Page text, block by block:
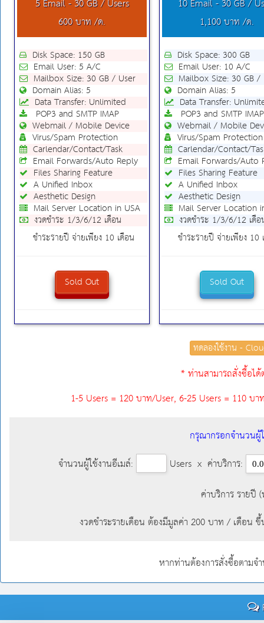
5 Email - 30 GB / Users
600 บาท /ด.
Disk Space: 150 GB
Email User: 5 A/C
Mailbox Size: 30 GB / User
Domain Alias: 5
Data Transfer: Unlimited
POP3 and SMTP IMAP
Webmail / Mobile Device
Virus/Spam Protection
Carlendar/Contact/Task
Email Forwards/Auto Reply
Files Sharing Feature
A Unified Inbox
Aesthetic Design
Mail Server Location in USA
งวดชำระ 1/3/6/12 เดือน
ชำระรายปี จ่ายเพียง 10 เดือน
Sold Out
10 Email - 30 GB /
1,100 บาท /ด.
Disk Space: 300 GB
Email User: 10 A/C
Mailbox Size: 30 GB /
Domain Alias: 5
Data Transfer:
POP3 and SMTP IMAP
Webmail / Mobile
Virus/Spam Protection
Carlendar/Contact/
Email Forwards/Auto
Files Sharing Feature
A Unified Inbox
Aesthetic Design
Mail Server Location
งวดชำระ 1/3/6/12 เดื
ชำระรายปี จ่ายเพียง 10
Sold Out
ทดลองใช้งาน -
* ท่านสามารถสั่งซื้อไ
1-5 Users = 120 บาท/User, 6-25 Users = 110 บ
กรุณากรอกจำนวน
จำนวนผู้ใช้งานอีเมล์:
Users x ค่าบริการ:
ค่าบริการ รายปี
งวดชำระรายเดือน ต้องมีมูลค่า 200 บาท / เดือน
หากท่านต้องการสั่งซื้อตาม